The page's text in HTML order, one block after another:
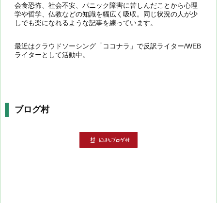
会食恐怖、社会不安、パニック障害に苦しんだことから心理
学や哲学、仏教などの知識を幅広く吸収。同じ状況の人が少
しでも楽になれるような記事を練っています。
最近はクラウドソーシング「ココナラ」で反訳ライター/WEB
ライターとして活動中。
ブログ村